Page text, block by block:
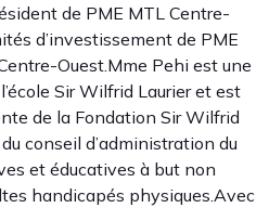
de PME MTL Centre-
d’investissement de PME
Ouest.Mme Pehi est une
Sir Wilfrid Laurier et est
de la Fondation Sir Wilfrid
conseil d’administration du
et éducatives à but non
handicapés physiques.Avec